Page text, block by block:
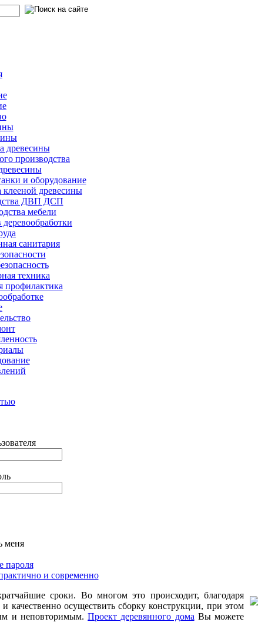
древесины
производства
и оборудование
клееной древесины
ДВП ДСП
мебели
санитария
техника
профилактика
меня
пароля
и современно
сроки. Во многом это происходит, благодаря
качественно осуществить сборку конструкции, при этом
и неповторимым.Проект деревянного дома Вы можете